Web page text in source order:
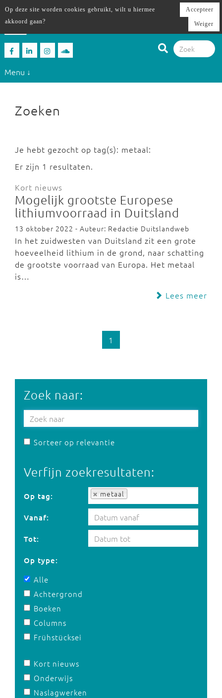
Menu ↓
Zoeken
Je hebt gezocht op tag(s): metaal:
Er zijn 1 resultaten.
Kort nieuws
Mogelijk grootste Europese
lithiumvoorraad in Duitsland
13 oktober 2022 - Auteur: Redactie Duitslandweb
In het zuidwesten van Duitsland zit een grote
hoeveelheid lithium in de grond, naar schatting
de grootste voorraad van Europa. Het metaal
is…
Lees meer
1
Zoek naar:
Sorteer op relevantie
Verfijn zoekresultaten:
Op tag: metaal
Op tag:
Vanaf:
Tot:
Op type:
Alle
Achtergrond
Boeken
Columns
Frühstücksei
Kort nieuws
Onderwijs
Naslagwerken
Op deze site worden cookies gebruikt, wilt u hiermee
akkoord gaan?
Accepteer
Weiger